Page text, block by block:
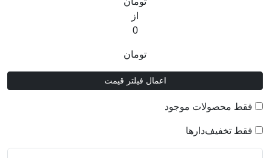
از
0
تومان
اعمال فیلتر قیمت
فقط محصولات موجود
فقط تخفیف‌دارها